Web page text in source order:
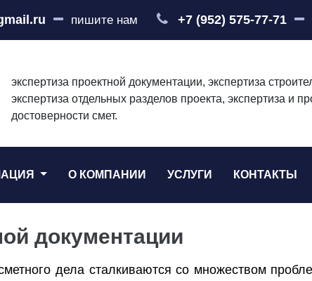
пишите нам +7 (952) 575-77-71
экспертиза проектной документации, экспертиза
экспертиза отдельных разделов проекта, экспертиза и
достоверности смет.
О КОМПАНИИ УСЛУГИ КОНТАКТЫ
документации
дела сталкиваются со множеством